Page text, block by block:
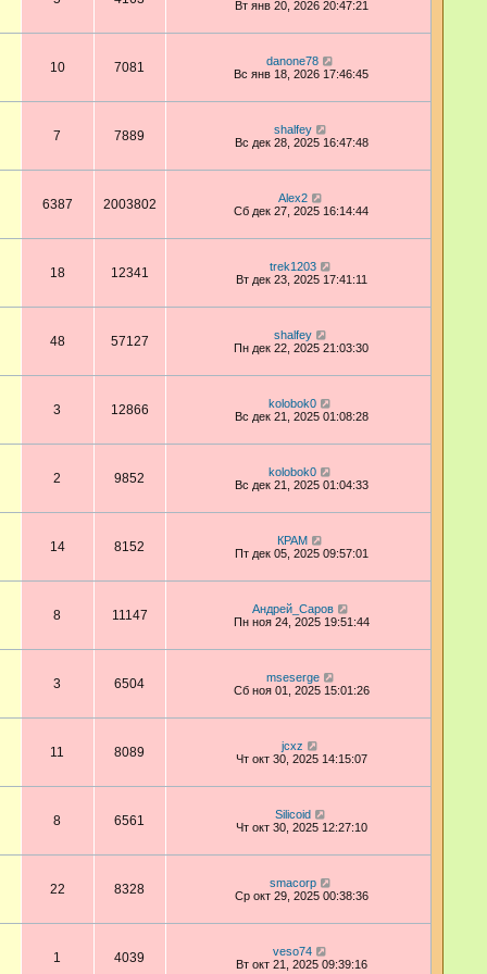
Вт янв 20, 2026 20:47:21
10 7081
danone78
Вс янв 18, 2026 17:46:45
7 7889
shalfey
Вс дек 28, 2025 16:47:48
6387 2003802
Alex2
Сб дек 27, 2025 16:14:44
18 12341
trek1203
Вт дек 23, 2025 17:41:11
48 57127
shalfey
Пн дек 22, 2025 21:03:30
3 12866
kolobok0
Вс дек 21, 2025 01:08:28
2 9852
kolobok0
Вс дек 21, 2025 01:04:33
14 8152
КРАМ
Пт дек 05, 2025 09:57:01
8 11147
Андрей_Саров
Пн ноя 24, 2025 19:51:44
3 6504
mseserge
Сб ноя 01, 2025 15:01:26
11 8089
jcxz
Чт окт 30, 2025 14:15:07
8 6561
Silicoid
Чт окт 30, 2025 12:27:10
22 8328
smacorp
Ср окт 29, 2025 00:38:36
1 4039
veso74
Вт окт 21, 2025 09:39:16